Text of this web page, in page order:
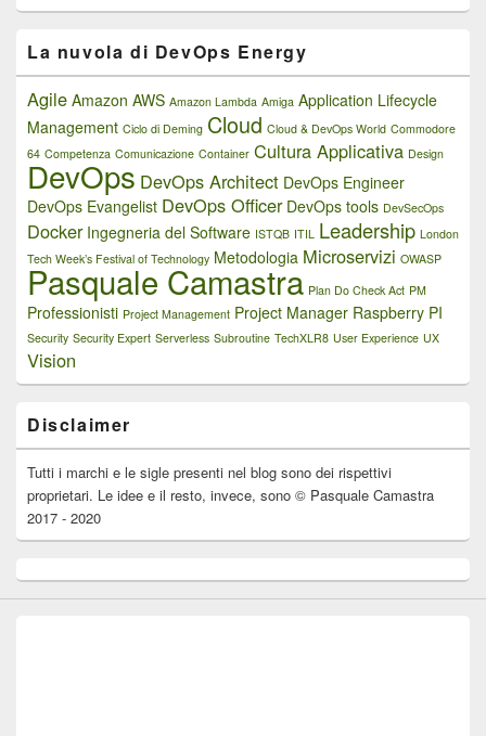
La nuvola di DevOps Energy
Agile Amazon AWS Amazon Lambda Amiga Application Lifecycle
Management Ciclo di Deming Cloud Cloud & DevOps World Commodore
64 Competenza Comunicazione Container Cultura Applicativa Design
DevOps DevOps Architect DevOps Engineer
DevOps Evangelist DevOps Officer DevOps tools DevSecOps
Docker Ingegneria del Software ISTQB ITIL Leadership London
Tech Week’s Festival of Technology Metodologia Microservizi OWASP
Pasquale Camastra Plan Do Check Act PM
Professionisti Project Management Project Manager Raspberry PI
Security Security Expert Serverless Subroutine TechXLR8 User Experience UX
Vision
Disclaimer
Tutti i marchi e le sigle presenti nel blog sono dei rispettivi
proprietari. Le idee e il resto, invece, sono © Pasquale Camastra
2017 - 2020